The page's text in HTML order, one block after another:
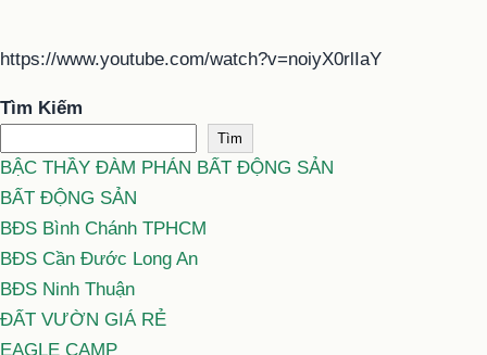
https://www.youtube.com/watch?v=noiyX0rlIaY
Tìm Kiếm
Tìm
BẬC THẦY ĐÀM PHÁN BẤT ĐỘNG SẢN
BẤT ĐỘNG SẢN
BĐS Bình Chánh TPHCM
BĐS Cần Đước Long An
BĐS Ninh Thuận
ĐẤT VƯỜN GIÁ RẺ
EAGLE CAMP